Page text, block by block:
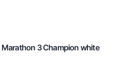
3 Champion white